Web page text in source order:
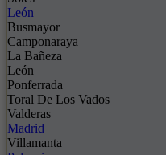
León
Busmayor
Camponaraya
La Bañeza
León
Ponferrada
Toral De Los Vados
Valderas
Madrid
Villamanta